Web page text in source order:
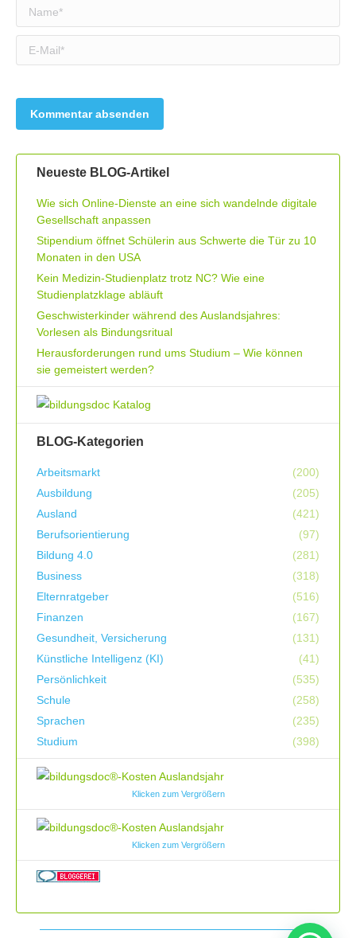
Name *
E-Mail *
Neueste BLOG-Artikel
Wie sich Online-Dienste an eine sich wandelnde digitale
Gesellschaft anpassen
Stipendium öffnet Schülerin aus Schwerte die Tür zu 10
Monaten in den USA
Kein Medizin-Studienplatz trotz NC? Wie eine
Studienplatzklage abläuft
Geschwisterkinder während des Auslandsjahres:
Vorlesen als Bindungsritual
Herausforderungen rund ums Studium – Wie können
sie gemeistert werden?
BLOG-Kategorien
Arbeitsmarkt
(200)
Ausbildung
(205)
Ausland
(421)
Berufsorientierung
(97)
Bildung 4.0
(281)
Business
(318)
Elternratgeber
(516)
Finanzen
(167)
Gesundheit, Versicherung
(131)
Künstliche Intelligenz (KI)
(41)
Persönlichkeit
(535)
Schule
(258)
Sprachen
(235)
Studium
(398)
Klicken zum Vergrößern
Klicken zum Vergrößern